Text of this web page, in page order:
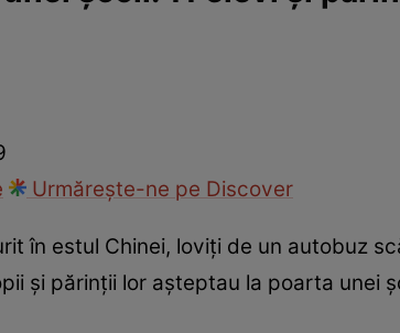
Urmărește-ne pe Discover
în estul Chinei, loviți de un autobuz
și părinții lor așteptau la poarta unei